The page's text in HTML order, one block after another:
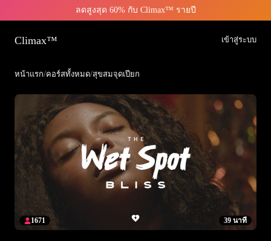
ลดสูงสุด 60% กับ Climax™ รายปี
Climax™ เข้าสู่ระบบ
หน้าแรก/คอร์สทั้งหมด/สุขสมจุดเปียก
39 นาที
1671